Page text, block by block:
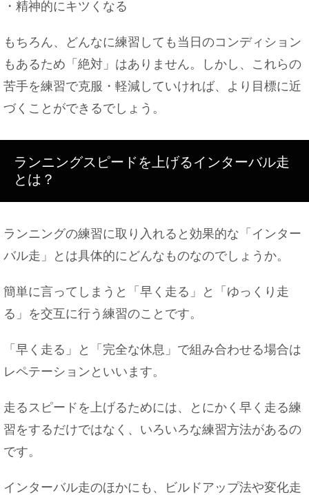
・精神的にキツくなる
もちろん、どんなに練習しても当日のコンディション
もあるため「絶対」はありません。しかし、これらの
苦手を練習で克服・軽減していければ、より目標に近
づくことができるでしょう。
ランニングスピードを上げるインターバル走
とは？
ランニングの練習に取り入れると効果的な「インター
バル走」とは具体的にどんなものなのでしょうか。
簡単に言ってしまうと「早く走る」と「ゆっくり走
る」を交互に行う練習のことです。
「早く走る」と「完全な休息」で組み合わせる場合は
レペテーションといいます。
走るスピードを上げるためには、とにかく早く走る練
習をするだけではなく、いろいろな練習方法があるの
です。
インターバル走のほかにも、ビルドアップ法や変化走